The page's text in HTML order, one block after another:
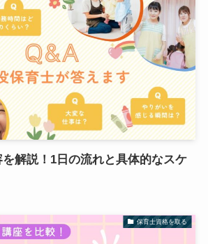
解説！1日の流れと具体的なスケ
保育士資格を取る